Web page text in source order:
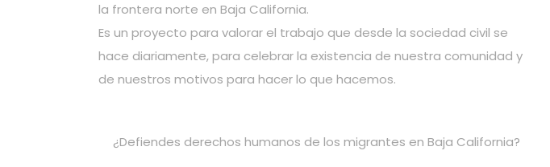
la frontera norte en Baja California.
Es un proyecto para valorar el trabajo que desde la sociedad civil se
hace diariamente, para celebrar la existencia de nuestra comunidad y
de nuestros motivos para hacer lo que hacemos.
¿Defiendes derechos humanos de los migrantes en Baja California?